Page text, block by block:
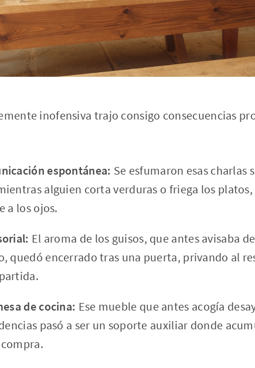
inofensiva trajo consigo consecuencias
espontánea: Se esfumaron esas charlas
alguien corta verduras o friega los platos,
a los ojos.
El aroma de los guisos, que antes avisaba
quedó encerrado tras una puerta, privando al
de cocina: Ese mueble que antes acogía
pasó a ser un soporte auxiliar donde